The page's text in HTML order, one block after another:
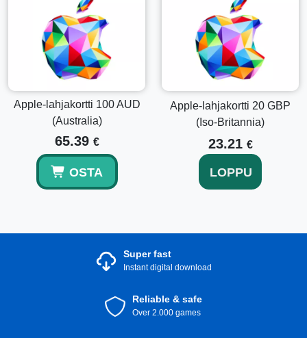
Apple-lahjakortti 100 AUD
(Australia)
65.39 €
OSTA
Apple-lahjakortti 20 GBP
(Iso-Britannia)
23.21 €
LOPPU
Super fast
Instant digital download
Reliable & safe
Over 2.000 games